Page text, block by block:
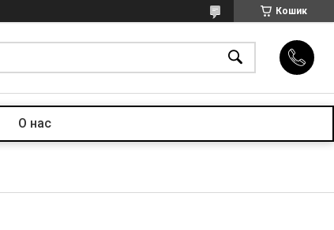
Кошик
О нас